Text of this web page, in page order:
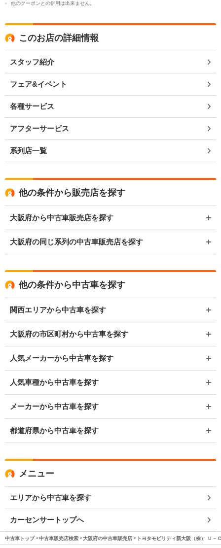
他のクーポンとの併用は出来ません。
このお店の詳細情報
スタッフ紹介
フェア&イベント
各種サービス
アフターサービス
系列店一覧
他の条件から販売店を探す
大阪府から中古車販売店を探す
大阪府の同じ系列の中古車販売店を探す
他の条件から中古車を探す
関西エリアから中古車を探す
大阪府の市区町村から中古車を探す
人気メーカーから中古車を探す
人気車種から中古車を探す
メーカーから中古車を探す
都道府県から中古車を探す
メニュー
エリアから中古車を探す
カーセンサートップへ
中古車トップ 中古車販売店検索 大阪府の中古車販売店 トヨタモビリティ新大阪（株） Ｕ－